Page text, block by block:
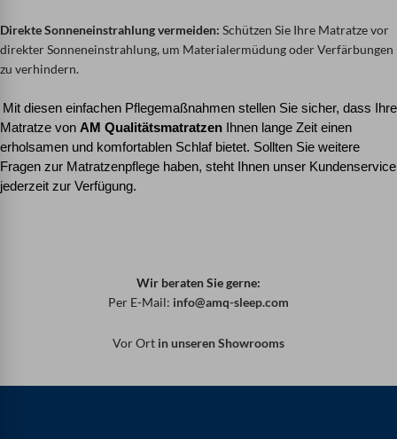
Direkte Sonneneinstrahlung vermeiden: Schützen Sie Ihre Matratze vor
direkter Sonneneinstrahlung, um Materialermüdung oder Verfärbungen
zu verhindern.
Mit diesen einfachen Pflegemaßnahmen stellen Sie sicher, dass Ihre
Matratze von AM Qualitätsmatratzen Ihnen lange Zeit einen
erholsamen und komfortablen Schlaf bietet. Sollten Sie weitere
Fragen zur Matratzenpflege haben, steht Ihnen unser Kundenservice
jederzeit zur Verfügung.
Wir beraten Sie gerne:
Per E-Mail: info@amq-sleep.com
Vor Ort in unseren Showrooms